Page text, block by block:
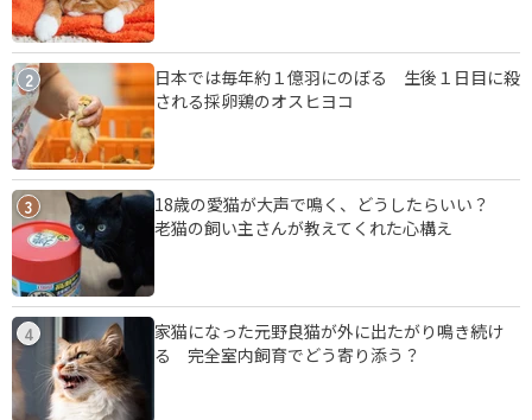
2
日本では毎年約１億羽にのぼる 生後１日目に殺
される採卵鶏のオスヒヨコ
3
18歳の愛猫が大声で鳴く、どうしたらいい？
老猫の飼い主さんが教えてくれた心構え
4
家猫になった元野良猫が外に出たがり鳴き続け
る 完全室内飼育でどう寄り添う？